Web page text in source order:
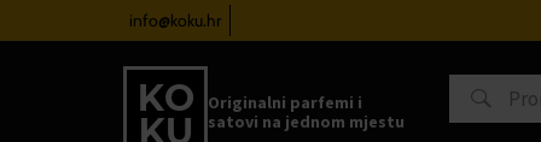
info@koku.hr
Originalni parfemi i
satovi na jednom mjestu